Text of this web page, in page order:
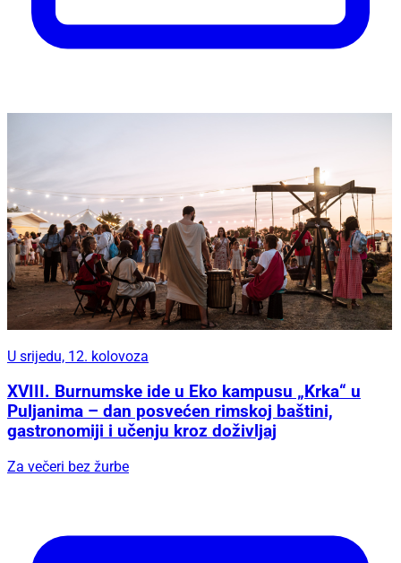
U srijedu, 12. kolovoza
XVIII. Burnumske ide u Eko kampusu „Krka“ u
Puljanima – dan posvećen rimskoj baštini,
gastronomiji i učenju kroz doživljaj
Za večeri bez žurbe